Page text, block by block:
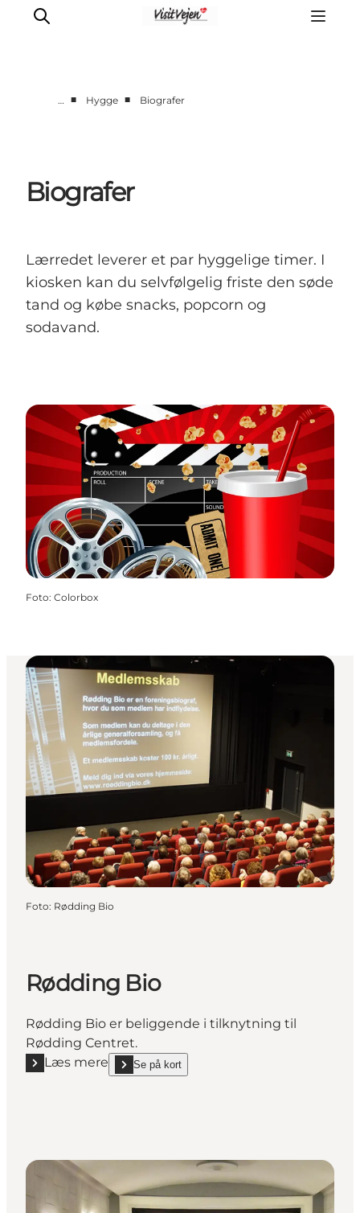
Natur
Se og oplev
Events
Udforsk
… ■ Hygge ■ Biografer
Biografer
Lærredet leverer et par hyggelige timer. I
kiosken kan du selvfølgelig friste den søde
tand og købe snacks, popcorn og
sodavand.
Foto: Colorbox
Foto: Rødding Bio
Rødding Bio
Rødding Bio er beliggende i tilknytning til
Rødding Centret.
Læs mere
Læs mere "Rødding Bio"
Se på kort
show Rødding Bio on_map